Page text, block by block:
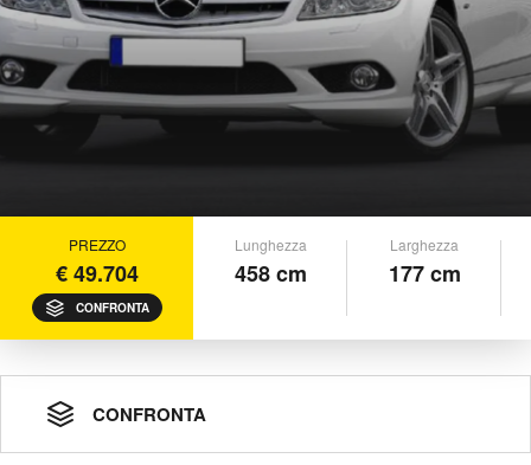
PREZZO
€ 49.704
CONFRONTA
Lunghezza
458 cm
Larghezza
177 cm
CONFRONTA